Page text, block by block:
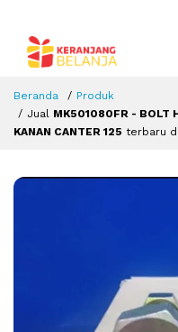
Beranda
Produk
Jual MK501080FR - BOLT
KANAN CANTER 125 terbaru